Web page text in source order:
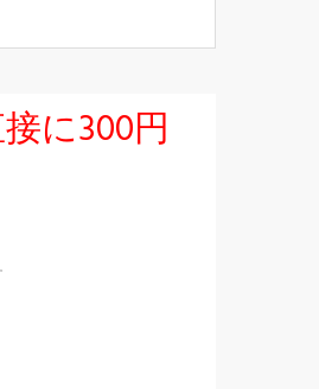
に300円